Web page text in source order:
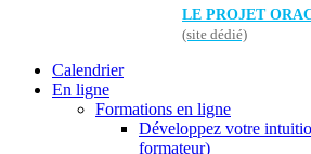
LE PROJET
(site dédié)
Calendrier
En ligne
Formations en ligne
Développez votre
formateur)